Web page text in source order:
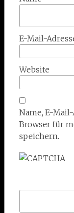
E-Mail-
Website
Name, E-
Browser für
speichern.